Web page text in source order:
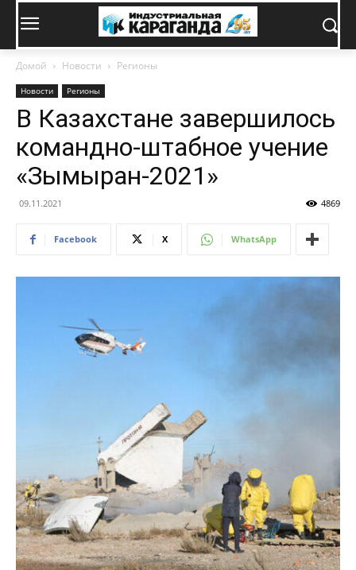
Домой Новости Регионы
Новости Регионы
В Казахстане завершилось
командно-штабное учение
«Зымыран-2021»
09.11.2021 4869
Facebook X WhatsApp